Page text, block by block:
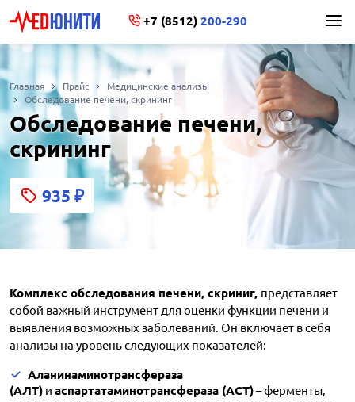
+7 (8512) 200-290
Главная Прайс
Медицинские анализы
Обследование печени, скрининг
Обследование печени,
скрининг
935 ₽
Комплекс обследования печени, скриниг, представляет
собой важный инструмент для оценки функции печени и
выявления возможных заболеваний. Он включает в себя
анализы на уровень следующих показателей:
Аланинаминотрансфераза
(АЛТ) и аспартатаминотрансфераза (АСТ)– ферменты,